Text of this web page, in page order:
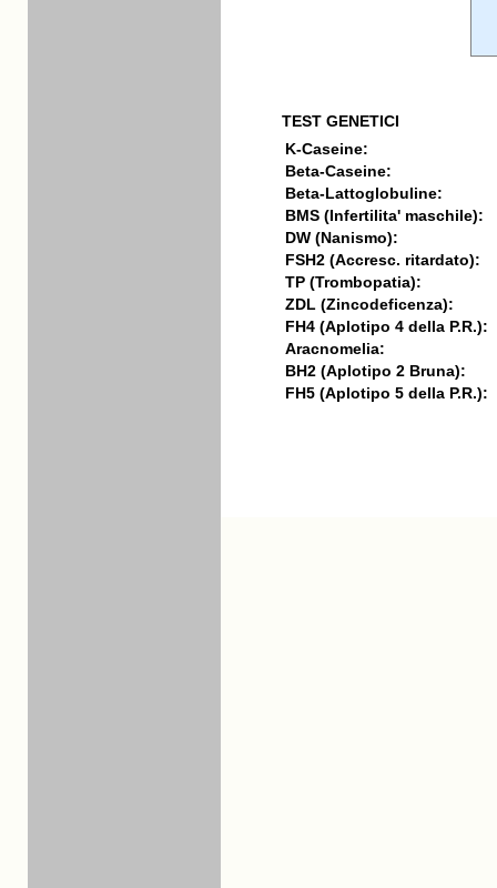
TEST GENETICI
K-Caseine:
Beta-Caseine:
Beta-Lattoglobuline:
BMS (Infertilita' maschile):
DW (Nanismo):
FSH2 (Accresc. ritardato):
TP (Trombopatia):
ZDL (Zincodeficenza):
FH4 (Aplotipo 4 della P.R.):
Aracnomelia:
BH2 (Aplotipo 2 Bruna):
FH5 (Aplotipo 5 della P.R.):